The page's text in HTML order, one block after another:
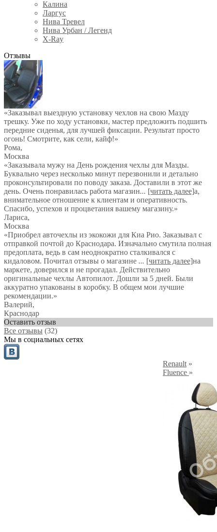
Калина
Ларгус
Нива Тревел
Нива Урбан / Легенд
X-Ray
Отзывы
«Заказывал выездную установку чехлов на свою Мазду
трешку. Уже по ходу установки, мастер предложить подшить
передние сиденья, для лучшей фиксации. Результат просто
огонь! Смотрите, как сели, кайф!»
Рома,
Москва
«Заказывала мужу на День рождения чехлы для Мазды.
Буквально через несколько минут перезвонили и детально
проконсультировали по поводу заказа. Доставили в этот же
день. Очень понравилась работа магазин... [читать далее]а,
внимательное отношение к клиентам и оперативность.
Спасибо, успехов и процветания вашему магазину.»
Лариса,
Москва
«Приобрел авточехлы из экокожи для Киа Рио. Заказывал с
отправкой почтой до Краснодара. Изначально смутила полная
предоплата, ведь в сам неоднократно сталкивался с
кидаловом. Почитал отзывы о магазине ... [читать далее]на
маркете, доверился и не прогадал. Действительно
оригинальные чехлы Автопилот. Дошли за 5 дней. Были
аккуратно упакованы в коробку. В общем мои лучшие
рекомендации.»
Валерий,
Краснодар
Оставить отзыв
Все отзывы (32)
Мы в социальных сетях
Renault »
Fluence »